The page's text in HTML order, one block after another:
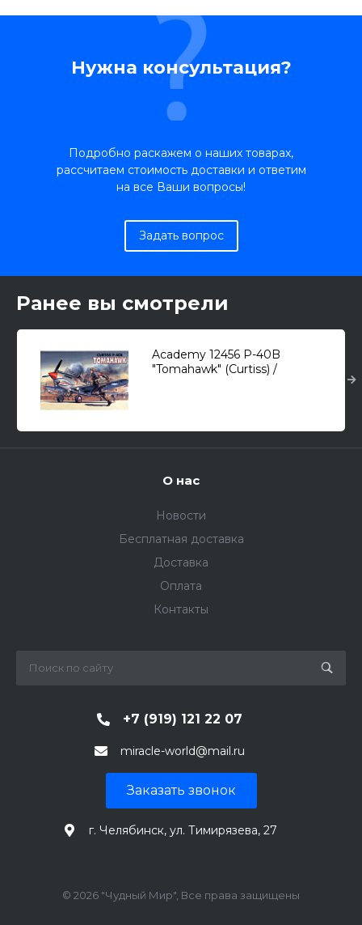
Нужна консультация?
Подробно раскажем о наших товарах,
рассчитаем стоимость доставки и ответим
на все Ваши вопросы!
Задать вопрос
Ранее вы смотрели
Academy 12456 P-40B
"Tomahawk" (Curtiss) /
О нас
Новости
Бесплатная доставка
Доставка
Оплата
Контакты
+7 (919) 121 22 07
miracle-world@mail.ru
Заказать звонок
г. Челябинск, ул. Тимирязева, 27
© 2026 "Чудный Мир", Все права защищены